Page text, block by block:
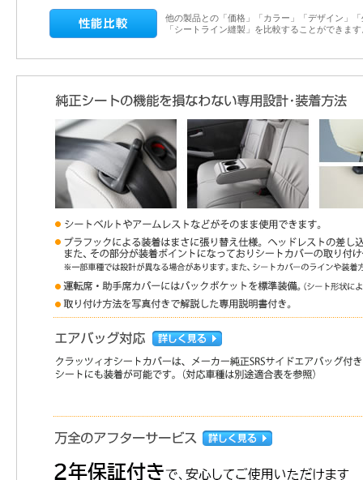
他の製品との「価格」「カラー」「デザイン」
「シートライン縫製」を比較することができます